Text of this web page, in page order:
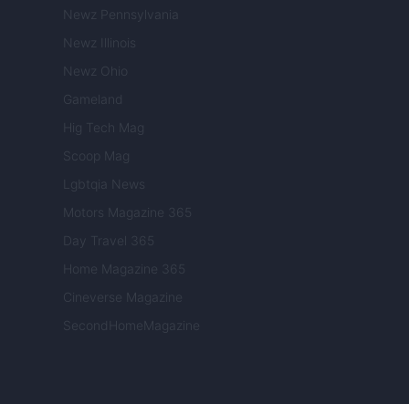
Newz Pennsylvania
Newz Illinois
Newz Ohio
Gameland
Hig Tech Mag
Scoop Mag
Lgbtqia News
Motors Magazine 365
Day Travel 365
Home Magazine 365
Cineverse Magazine
SecondHomeMagazine